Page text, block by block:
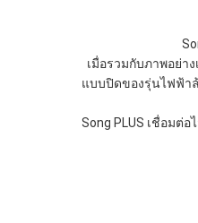
เมื่อรวมกับภาพอย่า
แบบปิดของรุ่นไฟฟ้า
Song PLUS เชื่อมต่